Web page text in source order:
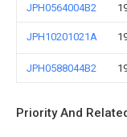
JPH0564004B2
JPH10201021A
JPH0588044B2
Priority And